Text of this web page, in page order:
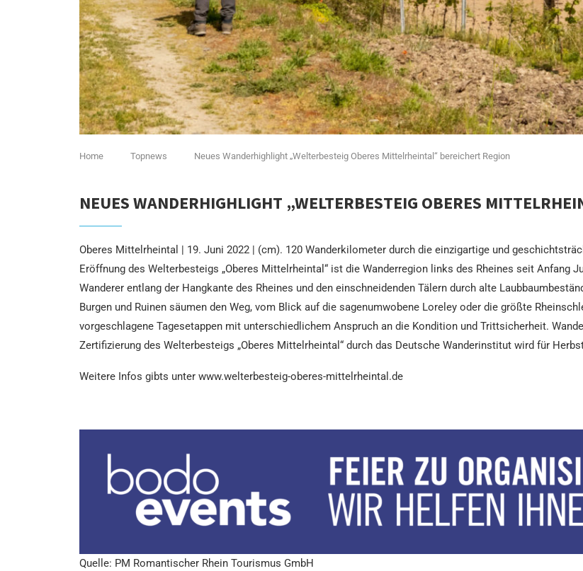
Home Topnews Neues Wanderhighlight „Welterbesteig Oberes Mittelrheintal“ bereichert Region
NEUES WANDERHIGHLIGHT „WELTERBESTEIG OBERES
Oberes Mittelrheintal | 19. Juni 2022 | (cm). 120 Wanderkilometer durch die einzigartige und
Eröffnung des Welterbesteigs „Oberes Mittelrheintal“ ist die Wanderregion links des Rheines seit Anfang
Wanderer entlang der Hangkante des Rheines und den einschneidenden Tälern durch alte
Burgen und Ruinen säumen den Weg, vom Blick auf die sagenumwobene Loreley oder die größte
vorgeschlagene Tagesetappen mit unterschiedlichem Anspruch an die Kondition und Trittsicherheit.
Zertifizierung des Welterbesteigs „Oberes Mittelrheintal“ durch das Deutsche Wanderinstitut wird für
Weitere Infos gibts unter www.welterbesteig-oberes-mittelrheintal.de
Quelle: PM Romantischer Rhein Tourismus GmbH